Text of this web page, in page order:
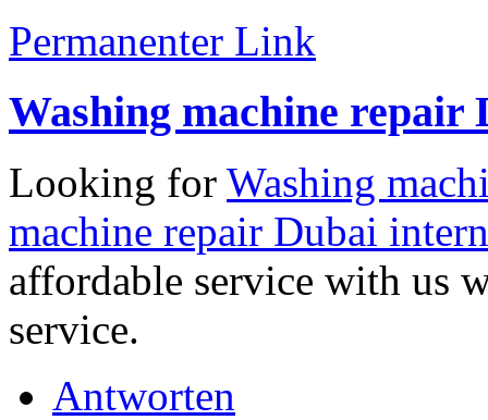
Permanenter Link
Washing machine
Looking for Washing
machine repair Dubai
affordable service with us
service.
Antworten